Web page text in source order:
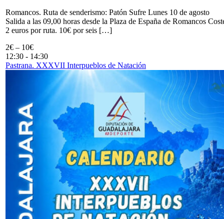
Romancos. Ruta de senderismo: Patón Sufre Lunes 10 de agosto
Salida a las 09,00 horas desde la Plaza de España de Romancos
2 euros por ruta. 10€ por seis […]
2€ – 10€
12:30 - 14:30
Pastrana. XXXVII Interpueblos de Natación